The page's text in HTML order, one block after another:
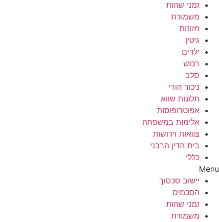
זמני שהות
משמורת
מזונות
גיטין
ילדים
רכוש
סלב
ניכור הורי
תלונות שווא
אפוטרופוסות
אלימות במשפחה
צוואות וירושות
בית הדין הרבני
כללי
Menu
יישוב סכסוך
הסכמים
זמני שהות
משמורת